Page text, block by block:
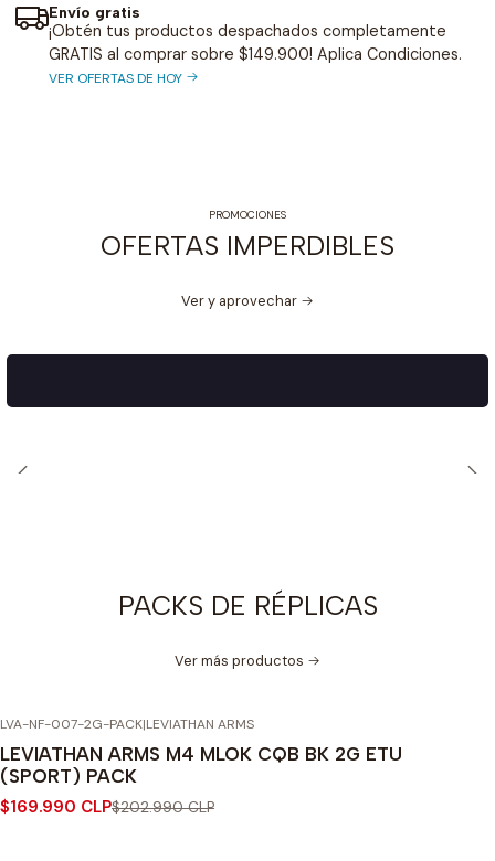
Envío gratis
¡Obtén tus productos despachados completamente
GRATIS al comprar sobre $149.900! Aplica Condiciones.
VER OFERTAS DE HOY
PROMOCIONES
OFERTAS IMPERDIBLES
Ver y aprovechar
PACKS DE RÉPLICAS
Ver más productos
LVA-NF-007-2G-PACK|LEVIATHAN ARMS
LEVIATHAN ARMS M4 MLOK CQB BK 2G ETU
(SPORT) PACK
$169.990 CLP$202.990 CLP